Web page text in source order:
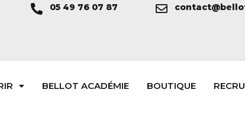
05 49 76 07 87
BELLOT ACADÉMIE BOUTIQUE